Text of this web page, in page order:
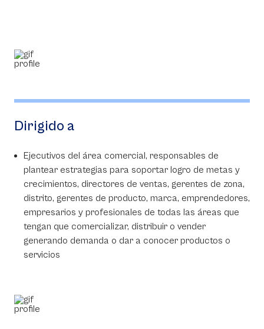
Dirigido a
Ejecutivos del área comercial, responsables de
plantear estrategias para soportar logro de metas y
crecimientos, directores de ventas, gerentes de zona,
distrito, gerentes de producto, marca, emprendedores,
empresarios y profesionales de todas las áreas que
tengan que comercializar, distribuir o vender
generando demanda o dar a conocer productos o
servicios